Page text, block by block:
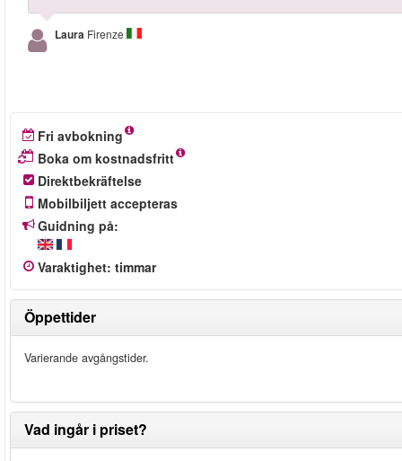
Laura Firenze
Fri avbokning
Boka om kostnadsfritt
Direktbekräftelse
Mobilbiljett accepteras
Guidning på:
Varaktighet: timmar
Öppettider
Varierande avgångstider.
Vad ingår i priset?